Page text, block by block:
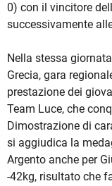
0) con il vincitore
successivamente
Nella stessa
Grecia, gara
prestazione dei
Team Luce, che
Dimostrazione di
si aggiudica la
Argento anche per
-42kg, risultato che